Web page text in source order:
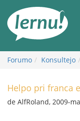
enhavo
Forumo Konsultejo
Helpo pri franca
de AlfRoland, 2009-